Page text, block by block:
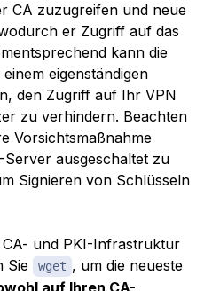
CA zuzugreifen und neue
er Zugriff auf das
kann die
eigenständigen
den Zugriff auf Ihr VPN
zu verhindern. Beachten
Vorsichtsmaßnahme
ausgeschaltet zu
Signieren von Schlüsseln
und PKI-Infrastruktur
Sie
wget , um die neueste